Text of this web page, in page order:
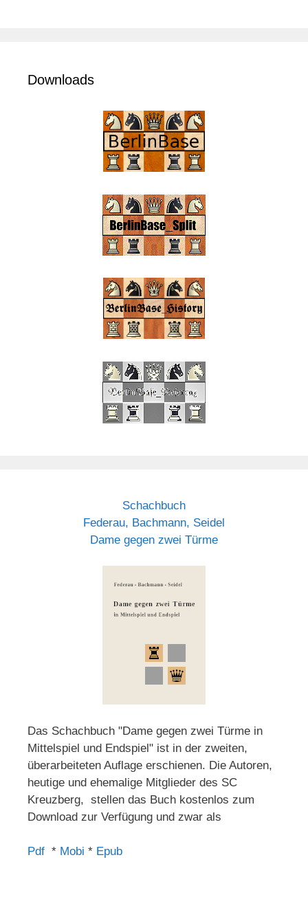
Downloads
Schachbuch
Federau, Bachmann, Seidel
Dame gegen zwei Türme
Das Schachbuch "Dame gegen zwei Türme in
Mittelspiel und Endspiel" ist in der zweiten,
überarbeiteten Auflage erschienen. Die Autoren,
heutige und ehemalige Mitglieder des SC
Kreuzberg, stellen das Buch kostenlos zum
Download zur Verfügung und zwar als
Pdf * Mobi * Epub